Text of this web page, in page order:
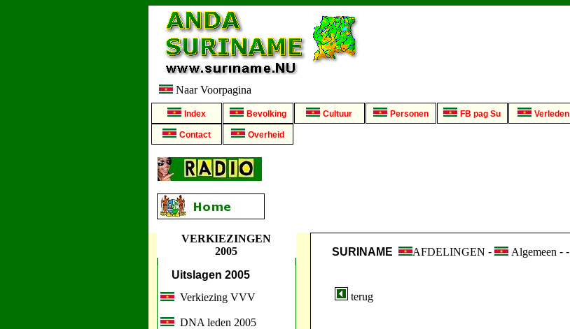
Naar Voorpagina
Index Bevolking Cultuur Personen FB pag Su Verleden
Contact Overheid
VERKIEZINGEN
2005
Uitslagen 2005
Verkiezing VVV
DNA leden 2005
SURINAME AFDELINGEN - Algemeen - -
terug